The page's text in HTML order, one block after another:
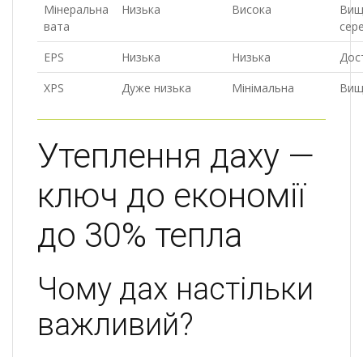
Мінеральна
вата
Низька Висока
EPS
Низька Низька
XPS
Дуже низька Мінімальна
Утеплення даху —
ключ до економії
до 30% тепла
Чому дах настільки
важливий?